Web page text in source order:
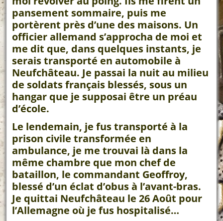
pansement sommaire, puis me
portèrent près d’une des maisons. Un
officier allemand s’approcha de moi et
me dit que, dans quelques instants, je
serais transporté en automobile à
Neufchâteau. Je passai la nuit au milieu
de soldats français blessés, sous un
hangar que je supposai être un préau
d’école.
Le lendemain, je fus transporté à la
prison civile transformée en
ambulance, je me trouvai là dans la
même chambre que mon chef de
bataillon, le commandant Geoffroy,
blessé d’un éclat d’obus à l’avant-bras.
Je quittai Neufchâteau le 26 Août pour
l’Allemagne où je fus hospitalisé…